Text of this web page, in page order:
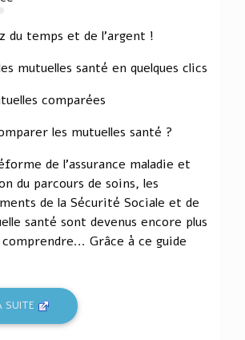
du temps et de l'argent !
mutuelles santé en quelques clics
comparées
les mutuelles santé ?
de l'assurance maladie et
du parcours de soins, les
de la Sécurité Sociale et de
santé sont devenus encore plus
Grâce à ce guide
SUITE